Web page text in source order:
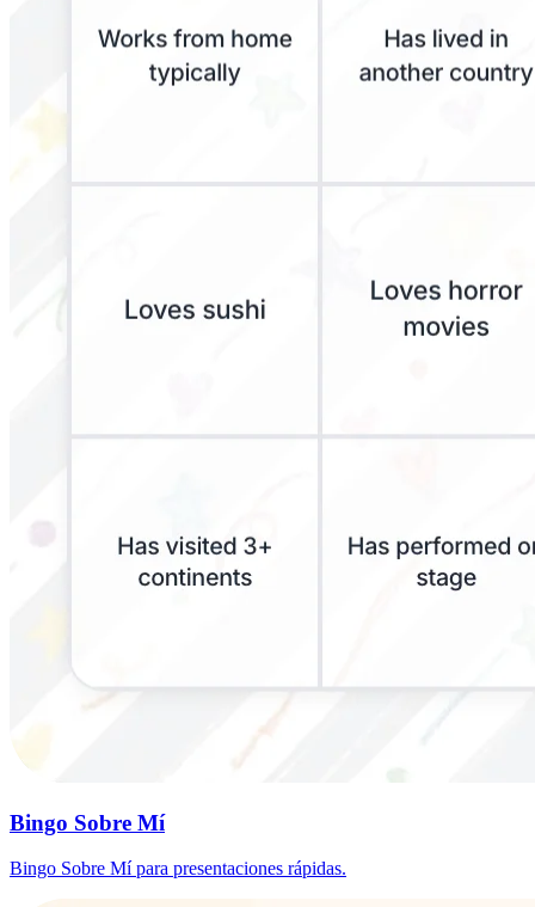
Bingo Sobre Mí
Bingo Sobre Mí para presentaciones rápidas.